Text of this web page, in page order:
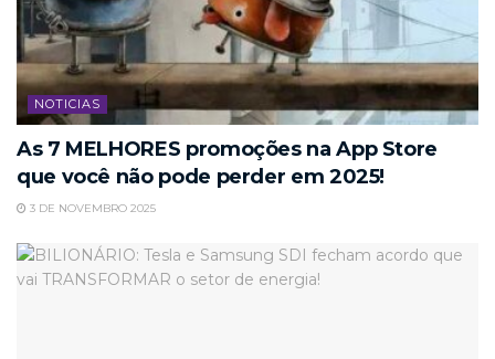
NOTICIAS
As 7 MELHORES promoções na App Store
que você não pode perder em 2025!
3 DE NOVEMBRO 2025